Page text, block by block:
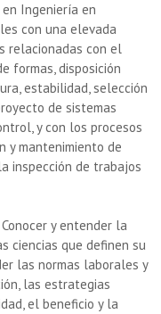
Ingeniería en
con una elevada
relacionadas con el
formas, disposición
estabilidad, selección
de sistemas
y con los procesos
y mantenimiento de
inspección de trabajos
Conocer y entender la
ciencias que definen su
las normas laborales y
las estrategias
el beneficio y la